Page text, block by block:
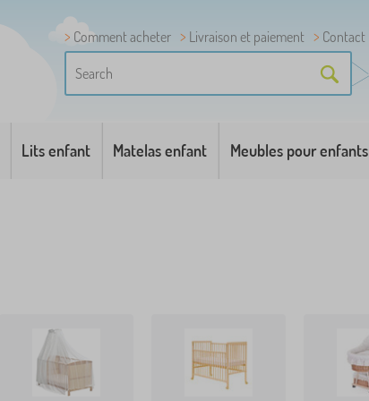
Comment acheter Livraison et paiement
Contact
Lits enfant Matelas enfant Meubles pour enfants